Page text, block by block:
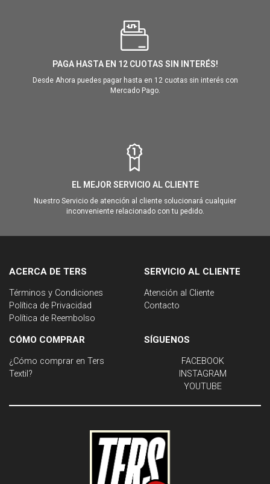
PAGA HASTA EN 12 CUOTAS SIN INTERÉS!
Desde Ahora puedes pagar hasta en 12 cuotas sin interés con
Mercado Pago.
EL MEJOR SERVICIO AL CLIENTE
Nuestro Servicio de atención al cliente solucionará cualquier
inconveniente relacionado con tu pedido.
ACERCA DE TERS
Términos y Condiciones
Política de Privacidad
Política de Reembolso
SERVICIO AL CLIENTE
Atención al Cliente
Contacto
CÓMO COMPRAR
¿Cómo comprar en Ters
Textil?
SÍGUENOS
FACEBOOK
INSTAGRAM
YOUTUBE